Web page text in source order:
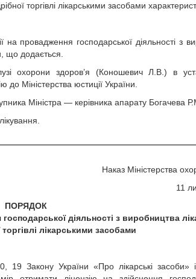
торгівлі лікарськими засобами
провадження господарської діяльності з
що додається.
охорони здоров’я (Коношевич Л.В.) в
Міністерства юстиції України.
Міністра — керівника апарату Богачева
Наказ Міністерства
11
ПОРЯДОК
діяльності з виробництва
лікарськими засобами
Закону України «Про лікарські засоби»